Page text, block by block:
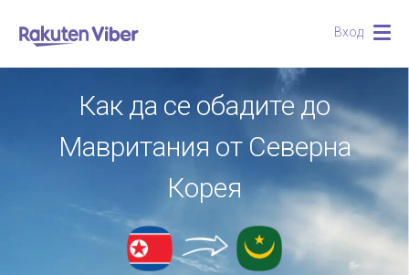
Вход
Как да се обадите до
Мавритания от Северна
Корея